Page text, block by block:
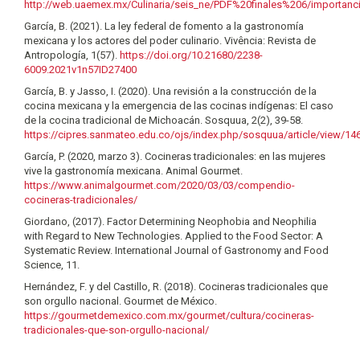
http://web.uaemex.mx/Culinaria/seis_ne/PDF%20finales%206/
García, B. (2021). La ley federal de fomento a la gastronomía
mexicana y los actores del poder culinario. Vivência: Revista de
Antropología, 1(57). https://doi.org/10.21680/2238-
6009.2021v1n57ID27400
García, B. y Jasso, I. (2020). Una revisión a la construcción de la
cocina mexicana y la emergencia de las cocinas indígenas: El caso
de la cocina tradicional de Michoacán. Sosquua, 2(2), 39-58.
https://cipres.sanmateo.edu.co/ojs/index.php/sosquua/article/view/
García, P. (2020, marzo 3). Cocineras tradicionales: en las mujeres
vive la gastronomía mexicana. Animal Gourmet.
https://www.animalgourmet.com/2020/03/03/compendio-
cocineras-tradicionales/
Giordano, (2017). Factor Determining Neophobia and Neophilia
with Regard to New Technologies. Applied to the Food Sector: A
Systematic Review. International Journal of Gastronomy and Food
Science, 11.
Hernández, F. y del Castillo, R. (2018). Cocineras tradicionales que
son orgullo nacional. Gourmet de México.
https://gourmetdemexico.com.mx/gourmet/cultura/cocineras-
tradicionales-que-son-orgullo-nacional/